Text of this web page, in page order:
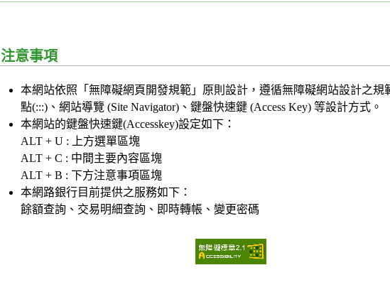
注意事項
本網站依照「無障礙網頁開發規範」原則設計，遵循無障礙網站設計之規
點(:::)、網站導覽 (Site Navigator)、鍵盤快速鍵 (Access Key) 等設計方式。
本網站的鍵盤快速鍵(Accesskey)設定如下：
ALT + U : 上方選單區塊
ALT + C : 中間主要內容區塊
ALT + B : 下方注意事項區塊
本網路銀行目前提供之服務如下：
餘額查詢、交易明細查詢、即時轉帳、變更密碼